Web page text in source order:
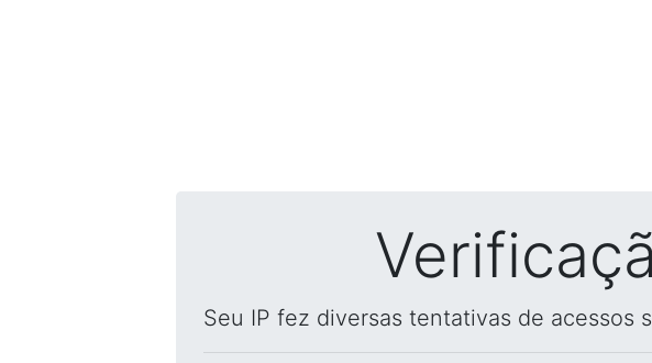
Seu IP fez diversas tentativas de acessos